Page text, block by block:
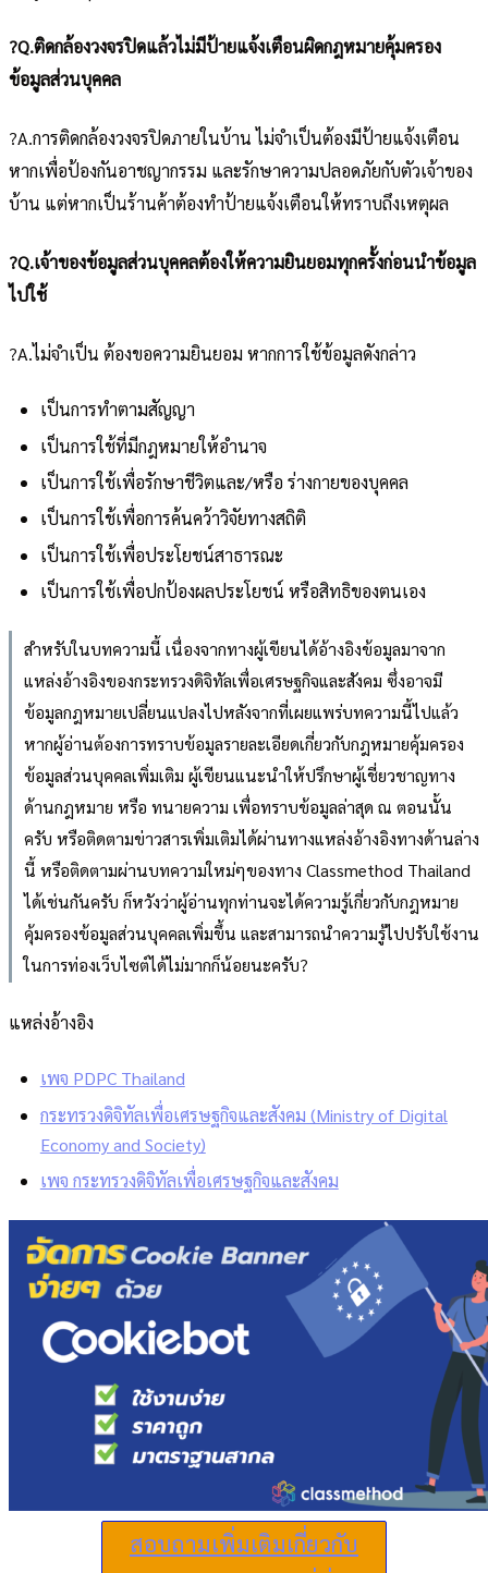
?Q.ติดกล้องวงจรปิดแล้วไม่มีป้ายแจ้งเตือนผิดกฎหมายคุ้มครอง
ข้อมูลส่วนบุคคล
?A.การติดกล้องวงจรปิดภายในบ้าน ไม่จำเป็นต้องมีป้ายแจ้งเตือน
หากเพื่อป้องกันอาชญากรรม และรักษาความปลอดภัยกับตัวเจ้าของ
บ้าน แต่หากเป็นร้านค้าต้องทำป้ายแจ้งเตือนให้ทราบถึงเหตุผล
?Q.เจ้าของข้อมูลส่วนบุคคลต้องให้ความยินยอมทุกครั้งก่อนนำข้อมูล
ไปใช้
?A.ไม่จำเป็น ต้องขอความยินยอม หากการใช้ข้อมูลดังกล่าว
เป็นการทำตามสัญญา
เป็นการใช้ที่มีกฎหมายให้อำนาจ
เป็นการใช้เพื่อรักษาชีวิตและ/หรือ ร่างกายของบุคคล
เป็นการใช้เพื่อการค้นคว้าวิจัยทางสถิติ
เป็นการใช้เพื่อประโยชน์สาธารณะ
เป็นการใช้เพื่อปกป้องผลประโยชน์ หรือสิทธิของตนเอง
สำหรับในบทความนี้ เนื่องจากทางผู้เขียนได้อ้างอิงข้อมูลมาจาก
แหล่งอ้างอิงของกระทรวงดิจิทัลเพื่อเศรษฐกิจและสังคม ซึ่งอาจมี
ข้อมูลกฎหมายเปลี่ยนแปลงไปหลังจากที่เผยแพร่บทความนี้ไปแล้ว
หากผู้อ่านต้องการทราบข้อมูลรายละเอียดเกี่ยวกับกฎหมายคุ้มครอง
ข้อมูลส่วนบุคคลเพิ่มเติม ผู้เขียนแนะนำให้ปรึกษาผู้เชี่ยวชาญทาง
ด้านกฎหมาย หรือ ทนายความ เพื่อทราบข้อมูลล่าสุด ณ ตอนนั้น
ครับ หรือติดตามข่าวสารเพิ่มเติมได้ผ่านทางแหล่งอ้างอิงทางด้านล่าง
นี้ หรือติดตามผ่านบทความใหม่ๆของทาง Classmethod Thailand
ได้เช่นกันครับ ก็หวังว่าผู้อ่านทุกท่านจะได้ความรู้เกี่ยวกับกฎหมาย
คุ้มครองข้อมูลส่วนบุคคลเพิ่มขึ้น และสามารถนำความรู้ไปปรับใช้งาน
ในการท่องเว็บไซต์ได้ไม่มากก็น้อยนะครับ?
แหล่งอ้างอิง
เพจ PDPC Thailand
กระทรวงดิจิทัลเพื่อเศรษฐกิจและสังคม (Ministry of Digital
Economy and Society)
เพจ กระทรวงดิจิทัลเพื่อเศรษฐกิจและสังคม
สอบถามเพิ่มเติมเกี่ยวกับ